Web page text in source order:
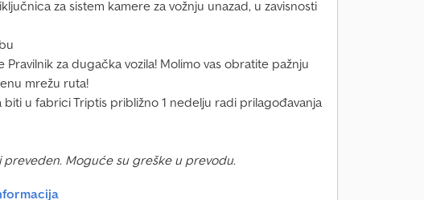
za sistem kamere za vožnju unazad, u zavisnosti
Pravilnik za dugačka vozila! Molimo vas obratite pažnju
mrežu ruta!
biti u fabrici Triptis približno 1 nedelju radi prilagođavanja
preveden. Moguće su greške u prevodu.